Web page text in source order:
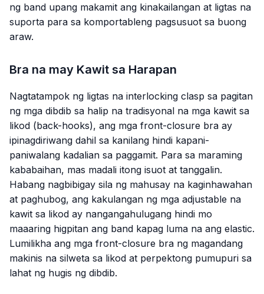
ng band upang makamit ang kinakailangan at ligtas na
suporta para sa komportableng pagsusuot sa buong
araw.
Bra na may Kawit sa Harapan
Nagtatampok ng ligtas na interlocking clasp sa pagitan
ng mga dibdib sa halip na tradisyonal na mga kawit sa
likod (back-hooks), ang mga front-closure bra ay
ipinagdiriwang dahil sa kanilang hindi kapani-
paniwalang kadalian sa paggamit. Para sa maraming
kababaihan, mas madali itong isuot at tanggalin.
Habang nagbibigay sila ng mahusay na kaginhawahan
at paghubog, ang kakulangan ng mga adjustable na
kawit sa likod ay nangangahulugang hindi mo
maaaring higpitan ang band kapag luma na ang elastic.
Lumilikha ang mga front-closure bra ng magandang
makinis na silweta sa likod at perpektong pumupuri sa
lahat ng hugis ng dibdib.